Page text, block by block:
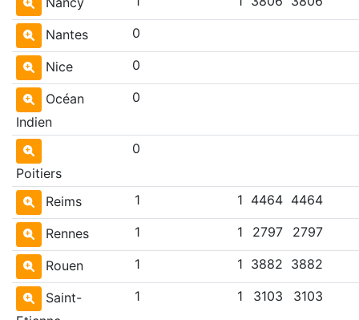
Nantes 0
Nice 0
Océan
Indien
0
Poitiers
0
Reims 1 1 4464 4464
Rennes 1 1 2797 2797
Rouen 1 1 3882 3882
Saint-
1 1 3103 3103